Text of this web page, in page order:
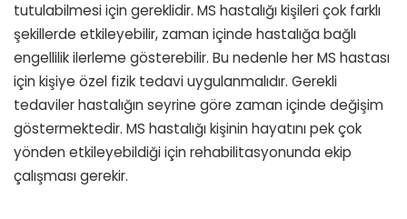
tutulabilmesi için gereklidir. MS hastalığı kişileri çok farklı
şekillerde etkileyebilir, zaman içinde hastalığa bağlı
engellilik ilerleme gösterebilir. Bu nedenle her MS hastası
için kişiye özel fizik tedavi uygulanmalıdır. Gerekli
tedaviler hastalığın seyrine göre zaman içinde değişim
göstermektedir. MS hastalığı kişinin hayatını pek çok
yönden etkileyebildiği için rehabilitasyonunda ekip
çalışması gerekir.